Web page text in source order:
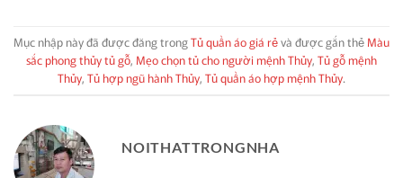
Mục nhập này đã được đăng trongTủ quần áo giá rẻvà được gắn thẻ Màu
sắc phong thủy tủ gỗ, Mẹo chọn tủ cho người mệnh Thủy, Tủ gỗ mệnh
Thủy, Tủ hợp ngũ hành Thủy, Tủ quần áo hợp mệnh Thủy.
NOITHATTRONGNHA